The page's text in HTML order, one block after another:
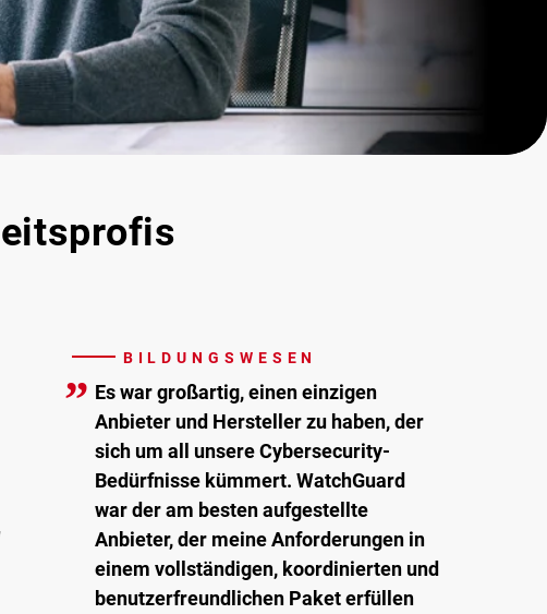
BILDUNGSWESEN
” Es war großartig, einen einzigen
Anbieter und Hersteller zu haben, der
sich um all unsere Cybersecurity-
Bedürfnisse kümmert. WatchGuard
war der am besten aufgestellte
Anbieter, der meine Anforderungen in
einem vollständigen, koordinierten und
benutzerfreundlichen Paket erfüllen